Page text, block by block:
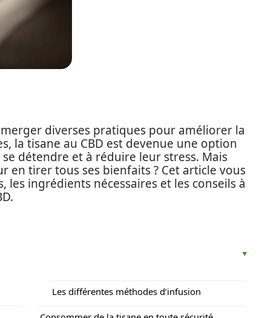
diverses pratiques pour améliorer la
la tisane au CBD est devenue une option
détendre et à réduire leur stress. Mais
tirer tous ses bienfaits ? Cet article vous
les ingrédients nécessaires et les conseils à
Les différentes méthodes d’infusion